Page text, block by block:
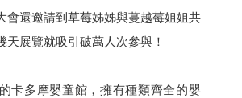
會還邀請到草莓姊姊與蔓越莓姐姐共
天展覽就吸引破萬人次參與！
卡多摩嬰童館，擁有種類齊全的嬰